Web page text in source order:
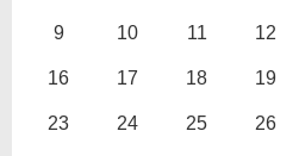
9 10 11 12
16 17 18 19
23 24 25 26